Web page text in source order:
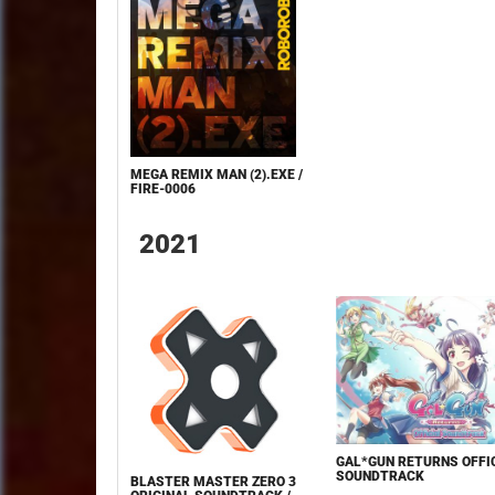
MEGA REMIX MAN (2).EXE /
FIRE-0006
2021
BLASTER MASTER ZERO 3
GAL*GUN RETURNS
SOUNDTRACK